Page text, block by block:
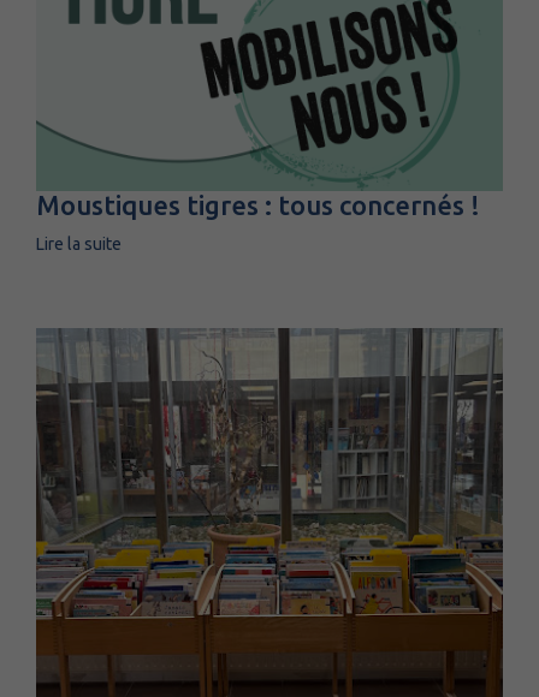
Moustiques tigres : tous concernés !
Lire la suite